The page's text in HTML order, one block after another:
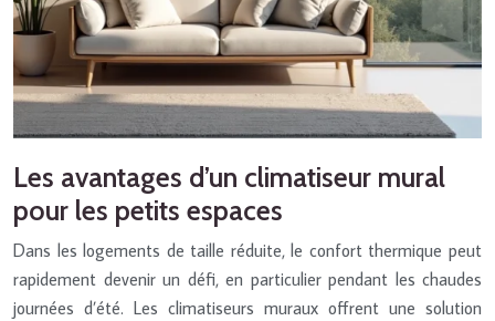
Les avantages d’un climatiseur mural
pour les petits espaces
Dans les logements de taille réduite, le confort thermique peut
rapidement devenir un défi, en particulier pendant les chaudes
journées d’été. Les climatiseurs muraux offrent une solution